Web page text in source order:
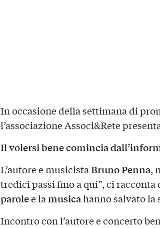
In occasione della settimana di
l’associazione Associ&Rete
Il volersi bene comincia
L’autore e musicistaBruno Penna,
tredici passi fino a qui”, ci racconta
parolee lamusicahanno salvato la
Incontro con l’autore e concerto